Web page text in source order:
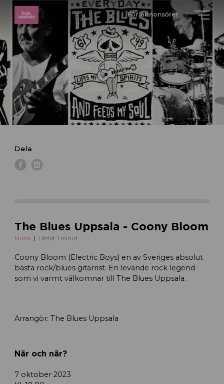
För annonsörer
Dela
The Blues Uppsala - Coony Bloom
Musik Lästid: 1 minut
Coony Bloom (Electric Boys) en av Sveriges absolut
bästa rock/blues gitarrist. En levande rock legend
som vi varmt välkomnar till The Blues Uppsala.
Arrangör: The Blues Uppsala
När och när?
7 oktober 2023